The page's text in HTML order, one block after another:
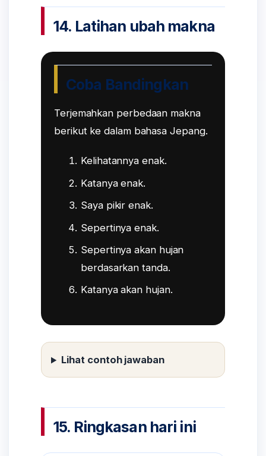
14. Latihan ubah makna
Coba Bandingkan
Terjemahkan perbedaan makna
berikut ke dalam bahasa Jepang.
Kelihatannya enak.
Katanya enak.
Saya pikir enak.
Sepertinya enak.
Sepertinya akan hujan
berdasarkan tanda.
Katanya akan hujan.
Lihat contoh jawaban
15. Ringkasan hari ini